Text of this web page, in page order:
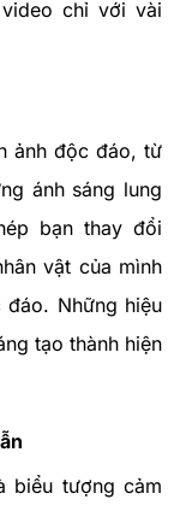
chỉ với vài
ảnh độc đáo, từ
ánh sáng lung
bạn thay đổi
vật của mình
Những hiệu
tạo thành hiện
biểu tượng cảm